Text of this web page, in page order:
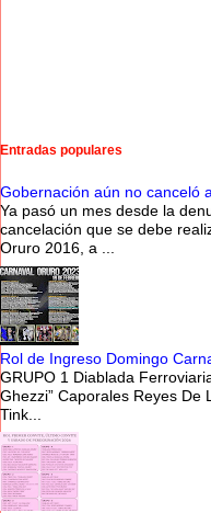
Entradas populares
Gobernación aún no canceló
Ya pasó un mes desde la
cancelación que se debe
Oruro 2016, a ...
Rol de Ingreso Domingo
GRUPO 1 Diablada
Ghezzi” Caporales
Tink...